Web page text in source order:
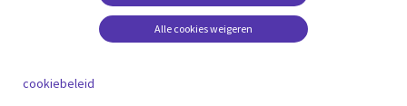
Alle cookies weigeren
cookiebeleid